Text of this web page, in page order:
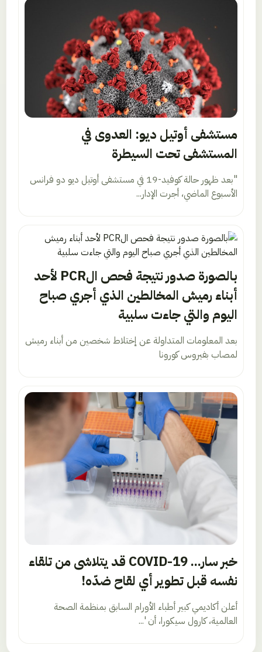
مستشفى أوتيل ديو: العدوى في
المستشفى تحت السيطرة
"بعد ظهور حالة كوفيد-19 في مستشفى أوتيل ديو دو فرانس
الأسبوع الماضي، أجرت الإدار...
بالصورة صدور نتيجة فحص الPCR لأحد
أبناء رميش المخالطين الذي أجري صباح
اليوم والتي جاءت سلبية
بعد المعلومات المتداولة عن إختلاط شخصين من أبناء رميش
لمصاب بفيروس كورونا
خبر سار... COVID-19 قد يتلاشى من تلقاء
نفسه قبل تطوير أي لقاح ضدّه!
أعلن أكاديمي كبير أطباء الأورام السابق بمنظمة الصحة
العالمية، كارول سيكورا، أن '...